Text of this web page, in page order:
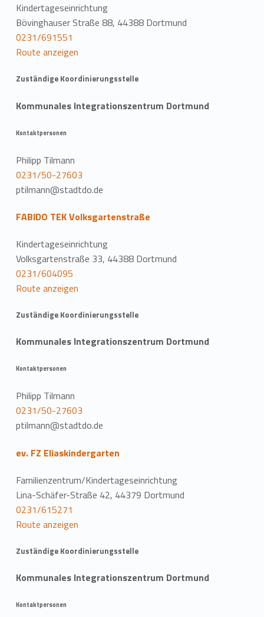
Kindertageseinrichtung
Bövinghauser Straße 88, 44388 Dortmund
0231/691551
Route anzeigen
Zuständige Koordinierungsstelle
Kommunales Integrationszentrum Dortmund
Kontaktpersonen
Philipp Tilmann
0231/50-27603
ptilmann@stadtdo.de
FABIDO TEK Volksgartenstraße
Kindertageseinrichtung
Volksgartenstraße 33, 44388 Dortmund
0231/604095
Route anzeigen
Zuständige Koordinierungsstelle
Kommunales Integrationszentrum Dortmund
Kontaktpersonen
Philipp Tilmann
0231/50-27603
ptilmann@stadtdo.de
ev. FZ Eliaskindergarten
Familienzentrum/Kindertageseinrichtung
Lina-Schäfer-Straße 42, 44379 Dortmund
0231/615271
Route anzeigen
Zuständige Koordinierungsstelle
Kommunales Integrationszentrum Dortmund
Kontaktpersonen